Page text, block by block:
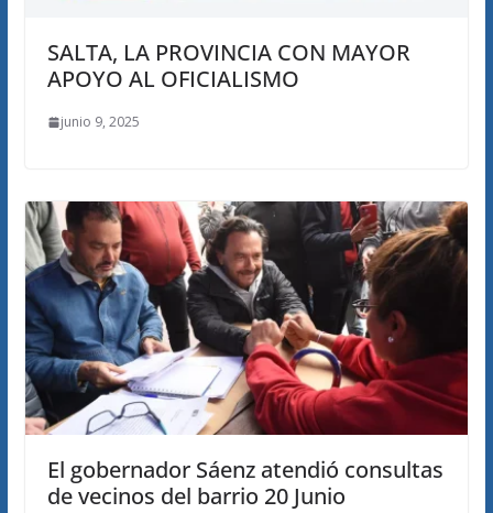
SALTA, LA PROVINCIA CON MAYOR
APOYO AL OFICIALISMO
junio 9, 2025
El gobernador Sáenz atendió consultas
de vecinos del barrio 20 Junio